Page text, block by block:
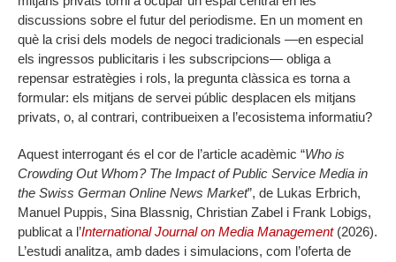
discussions sobre el futur del periodisme. En un moment en
què la crisi dels models de negoci tradicionals —en especial
els ingressos publicitaris i les subscripcions— obliga a
repensar estratègies i rols, la pregunta clàssica es torna a
formular: els mitjans de servei públic desplacen els mitjans
privats, o, al contrari, contribueixen a l’ecosistema informatiu?
Aquest interrogant és el cor de l’article acadèmic “Who is
Crowding Out Whom? The Impact of Public Service Media in
the Swiss German Online News Market”, de Lukas Erbrich,
Manuel Puppis, Sina Blassnig, Christian Zabel i Frank Lobigs,
publicat a l’International Journal on Media Management (2026).
L’estudi analitza, amb dades i simulacions, com l’oferta de